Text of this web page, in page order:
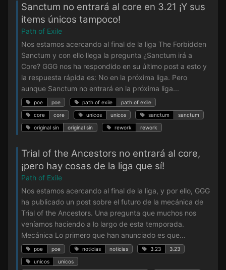
Sanctum no entrará al core en 3.21 ¡Y sus
items únicos tampoco!
Path of Exile
Nos estamos acercando al final de la liga The Forbidden
Sanctum y con ello llega la pregunta ¿Sanctum irá a
Core? GGG nos ha respondido en su último post a esto y
la respuesta rápida es: No en la próxima liga. Pero
aunque Sanctum no entrará en la próxima liga...
poe poe path of exile path of exile
core core unicos unicos sanctum sanctum
original sin original sin rework rework
Trial of the Ancestors no entrará al core,
¡pero hay cosas de la liga que sí!
Path of Exile
Nos estamos acercando al final de la liga, y por ello, GGG
ha publicado un post sobre el futuro de la mecánica de
Trial of the Ancestors. Una pregunta que muchos nos
veníamos haciendo a lo largo de esta temporada.
Mecánica Lo primero que han anunciado es que...
poe poe noticias noticias 3.23 3.23
unicos unicos